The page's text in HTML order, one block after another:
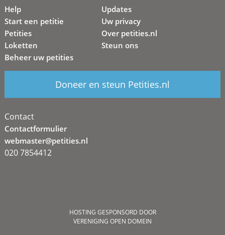
Help
Start een petitie
Petities
Loketten
Beheer uw petities
Updates
Uw privacy
Over petities.nl
Steun ons
Doneer en steun Petities.nl
Contact
Contactformulier
webmaster@petities.nl
020 7854412
HOSTING GESPONSORD DOOR
VERENIGING OPEN DOMEIN